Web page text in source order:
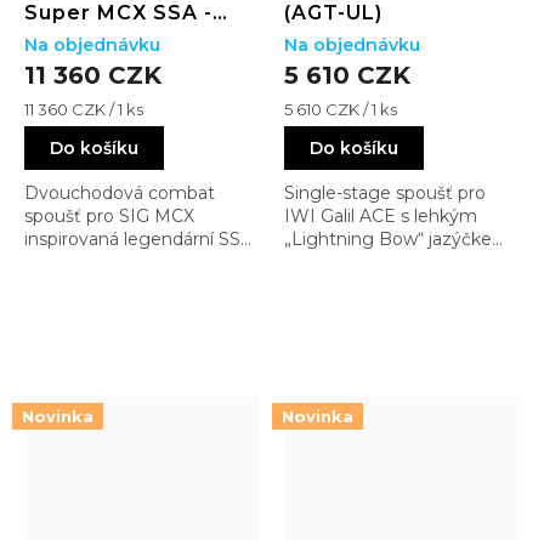
Super MCX SSA -
Geissele Curved
11 360 CZK
Měrná
cena:
11 360 CZK / 1 ks
Do košíku
Dvouchodová combat
spoušť pro SIG MCX
inspirovaná legendární SSA.
Na objednávku
(AGT-UL)
5 610 CZK
Měrná
cena:
5 610 CZK / 1 ks
Do košíku
Single-stage spoušť pro
IWI Galil ACE s lehkým
„Lightning Bow“ jazýčkem
Na objednávku
Novinka Novinka